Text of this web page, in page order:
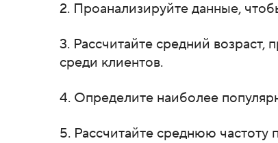
2. Проанализируйте данные,
3. Рассчитайте средний
среди клиентов.
4. Определите наиболее
5. Рассчитайте среднюю